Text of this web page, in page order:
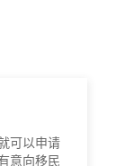
可以申请
意向移民